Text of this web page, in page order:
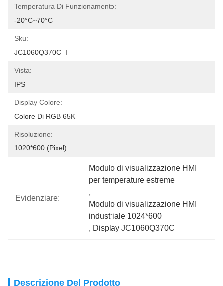
Temperatura Di Funzionamento:
-20°C~70°C
Sku:
JC1060Q370C_I
Vista:
IPS
Display Colore:
Colore Di RGB 65K
Risoluzione:
1020*600 (pixel)
Evidenziare:
Modulo di visualizzazione HMI
per temperature estreme
,
Modulo di visualizzazione HMI
industriale 1024*600
, Display JC1060Q370C
Descrizione Del Prodotto